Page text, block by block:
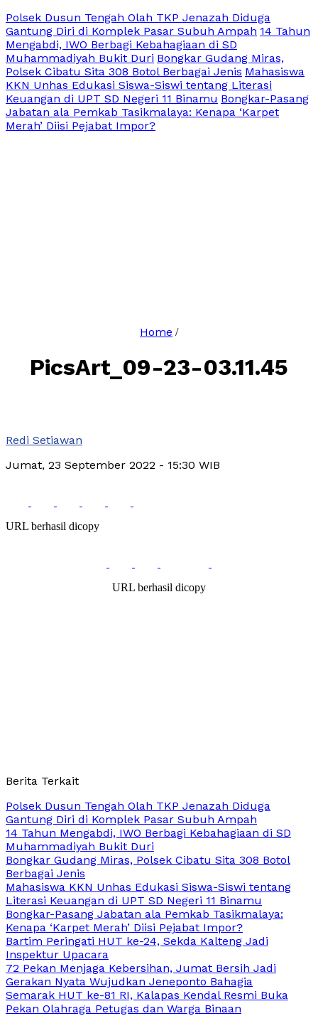
Polsek Dusun Tengah Olah TKP Jenazah Diduga
Gantung Diri di Komplek Pasar Subuh Ampah 14 Tahun
Mengabdi, IWO Berbagi Kebahagiaan di SD
Muhammadiyah Bukit Duri Bongkar Gudang Miras,
Polsek Cibatu Sita 308 Botol Berbagai Jenis Mahasiswa
KKN Unhas Edukasi Siswa-Siswi tentang Literasi
Keuangan di UPT SD Negeri 11 Binamu Bongkar-Pasang
Jabatan ala Pemkab Tasikmalaya: Kenapa ‘Karpet
Merah’ Diisi Pejabat Impor?
Home /
PicsArt_09-23-03.11.45
Redi Setiawan
Jumat, 23 September 2022 - 15:30 WIB
URL berhasil dicopy
URL berhasil dicopy
Berita Terkait
Polsek Dusun Tengah Olah TKP Jenazah Diduga
Gantung Diri di Komplek Pasar Subuh Ampah
14 Tahun Mengabdi, IWO Berbagi Kebahagiaan di SD
Muhammadiyah Bukit Duri
Bongkar Gudang Miras, Polsek Cibatu Sita 308 Botol
Berbagai Jenis
Mahasiswa KKN Unhas Edukasi Siswa-Siswi tentang
Literasi Keuangan di UPT SD Negeri 11 Binamu
Bongkar-Pasang Jabatan ala Pemkab Tasikmalaya:
Kenapa ‘Karpet Merah’ Diisi Pejabat Impor?
Bartim Peringati HUT ke-24, Sekda Kalteng Jadi
Inspektur Upacara
72 Pekan Menjaga Kebersihan, Jumat Bersih Jadi
Gerakan Nyata Wujudkan Jeneponto Bahagia
Semarak HUT ke-81 RI, Kalapas Kendal Resmi Buka
Pekan Olahraga Petugas dan Warga Binaan